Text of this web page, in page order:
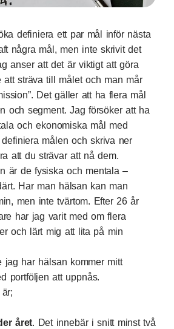
definiera ett par mål inför nästa
några mål, men inte skrivit det
anser att det är viktigt att göra
att sträva till målet och man mår
Det gäller att ha flera mål
och segment. Jag försöker att ha
och ekonomiska mål med
målen och skriva ner
att du strävar att nå dem.
är de fysiska och mentala –
Har man hälsan kan man
men inte tvärtom. Efter 26 år
har jag varit med om flera
och lärt mig att lita på min
jag har hälsan kommer mitt
portföljen att uppnås.
året. Det innebär i snitt minst två